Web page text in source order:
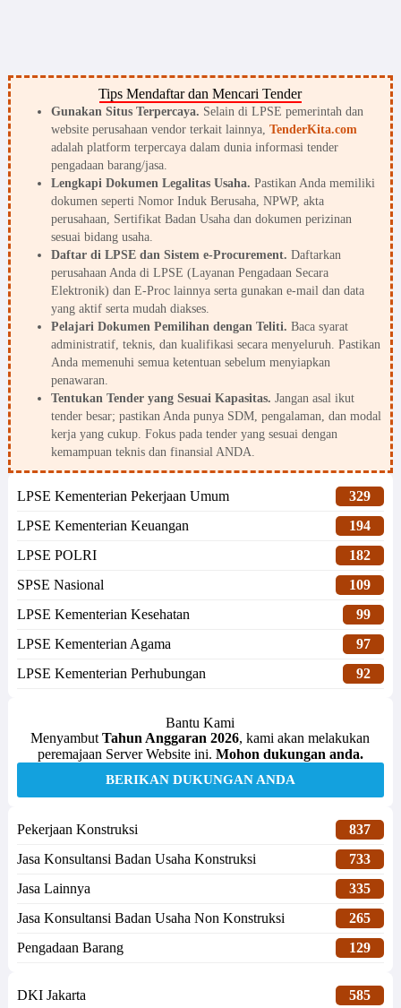
Tips Mendaftar dan Mencari Tender
Gunakan Situs Terpercaya. Selain di LPSE pemerintah dan
website perusahaan vendor terkait lainnya, TenderKita.com
adalah platform terpercaya dalam dunia informasi tender
pengadaan barang/jasa.
Lengkapi Dokumen Legalitas Usaha. Pastikan Anda memiliki
dokumen seperti Nomor Induk Berusaha, NPWP, akta
perusahaan, Sertifikat Badan Usaha dan dokumen perizinan
sesuai bidang usaha.
Daftar di LPSE dan Sistem e-Procurement. Daftarkan
perusahaan Anda di LPSE (Layanan Pengadaan Secara
Elektronik) dan E-Proc lainnya serta gunakan e-mail dan data
yang aktif serta mudah diakses.
Pelajari Dokumen Pemilihan dengan Teliti. Baca syarat
administratif, teknis, dan kualifikasi secara menyeluruh. Pastikan
Anda memenuhi semua ketentuan sebelum menyiapkan
penawaran.
Tentukan Tender yang Sesuai Kapasitas. Jangan asal ikut
tender besar; pastikan Anda punya SDM, pengalaman, dan modal
kerja yang cukup. Fokus pada tender yang sesuai dengan
kemampuan teknis dan finansial ANDA.
LPSE Kementerian Pekerjaan Umum
329
LPSE Kementerian Keuangan
194
LPSE POLRI
182
SPSE Nasional
109
LPSE Kementerian Kesehatan
99
LPSE Kementerian Agama
97
LPSE Kementerian Perhubungan
92
Bantu Kami
MenyambutTahun Anggaran 2026, kami akan melakukan
peremajaan Server Website ini. Mohon dukungan anda.
BERIKAN DUKUNGAN ANDA
Pekerjaan Konstruksi
837
Jasa Konsultansi Badan Usaha Konstruksi
733
Jasa Lainnya
335
Jasa Konsultansi Badan Usaha Non Konstruksi
265
Pengadaan Barang
129
DKI Jakarta
585